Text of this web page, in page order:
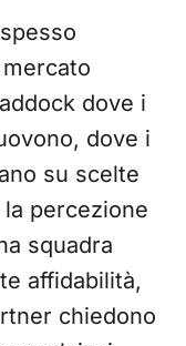
dove i
dove i
su scelte
percezione
squadra
affidabilità,
chiedono